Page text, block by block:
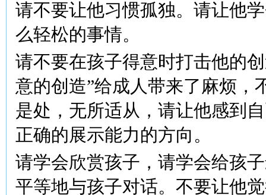
请不要让他习惯孤独。请让他
么轻松的事情。
请不要在孩子得意时打击他的
意的创造”给成人带来了麻烦，
是处，无所适从，请让他感到
正确的展示能力的方向。
请学会欣赏孩子，请学会给孩
平等地与孩子对话。不要让他